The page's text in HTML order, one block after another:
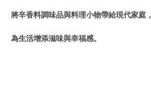
將辛香料調味品與料理小物帶給現代家庭，
為生活增添滋味與幸福感。